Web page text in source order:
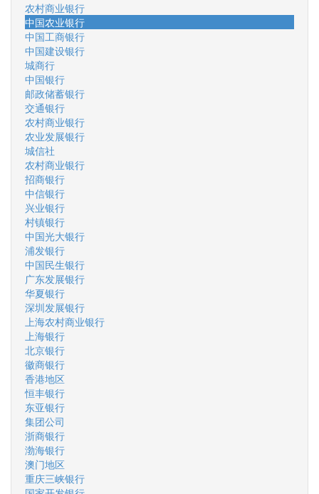
农村商业银行
中国农业银行
中国工商银行
中国建设银行
城商行
中国银行
邮政储蓄银行
交通银行
农村商业银行
农业发展银行
城信社
农村商业银行
招商银行
中信银行
兴业银行
村镇银行
中国光大银行
浦发银行
中国民生银行
广东发展银行
华夏银行
深圳发展银行
上海农村商业银行
上海银行
北京银行
徽商银行
香港地区
恒丰银行
东亚银行
集团公司
浙商银行
渤海银行
澳门地区
重庆三峡银行